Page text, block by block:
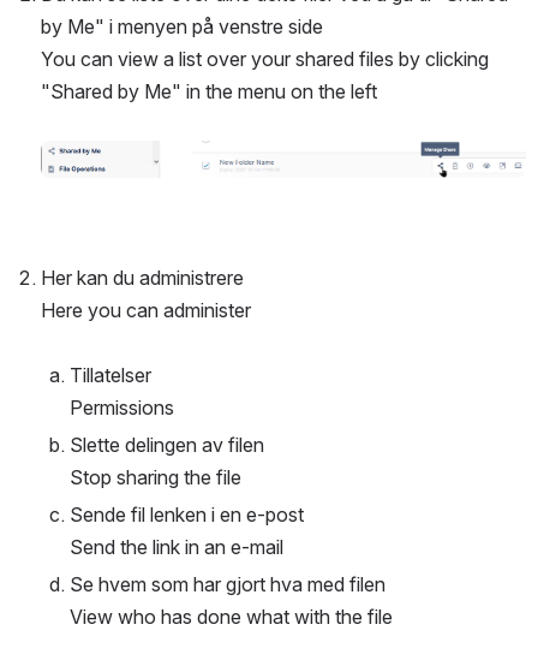
by Me" i menyen på venstre side
You can view a list over your shared files by clicking
"Shared by Me" in the menu on the left
Open
Her kan du administrere
Here you can administer
Tillatelser
Permissions
Slette delingen av filen
Stop sharing the file
Sende fil lenken i en e-post
Send the link in an e-mail
Se hvem som har gjort hva med filen
View who has done what with the file